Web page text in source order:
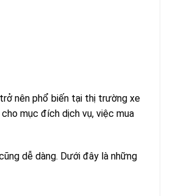
nên phổ biến tại thị trường xe
mục đích dịch vụ, việc mua
dễ dàng. Dưới đây là những